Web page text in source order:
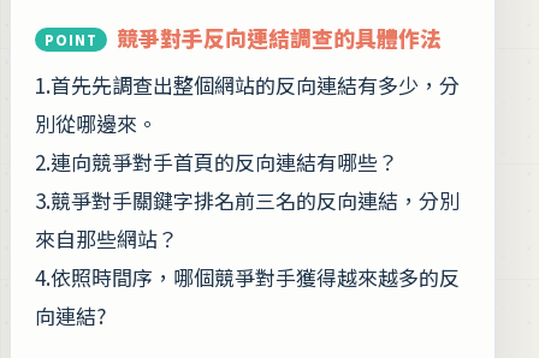
競爭對手反向連結調查的具體作法
1.首先先調查出整個網站的反向連結有多少，分
別從哪邊來。
2.連向競爭對手首頁的反向連結有哪些？
3.競爭對手關鍵字排名前三名的反向連結，分別
來自那些網站？
4.依照時間序，哪個競爭對手獲得越來越多的反
向連結?